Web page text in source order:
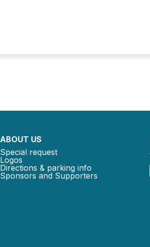
ABOUT US
Special request
Logos
Directions & parking info
Sponsors and Supporters